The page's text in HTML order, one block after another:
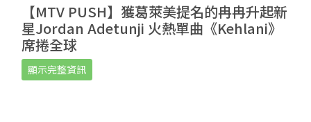
【MTV PUSH】獲葛萊美提名的冉冉升起新
星Jordan Adetunji 火熱單曲《Kehlani》
席捲全球
顯示完整資訊